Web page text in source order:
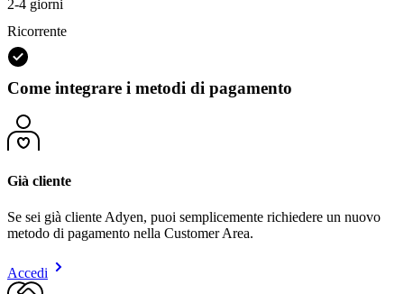
2-4 giorni
Ricorrente
Come integrare i metodi di pagamento
Già cliente
Se sei già cliente Adyen, puoi semplicemente richiedere un nuovo
metodo di pagamento nella Customer Area.
Accedi